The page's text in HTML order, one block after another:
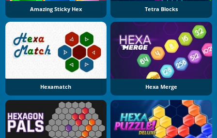
Amazing Sticky Hex Tetra Blocks
Hexamatch Hexa Merge